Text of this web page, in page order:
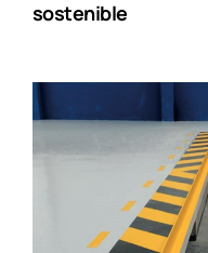
sostenible